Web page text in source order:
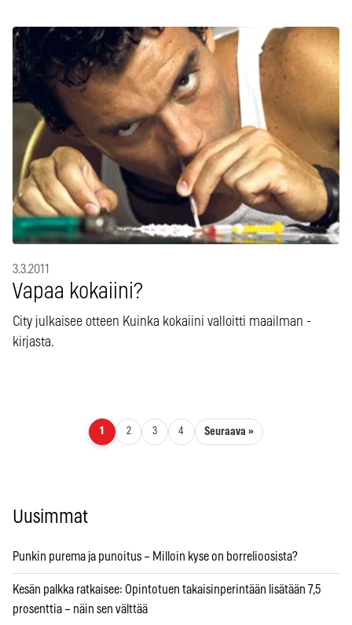
3.3.2011
Vapaa kokaiini?
City julkaisee otteen Kuinka kokaiini valloitti maailman -
kirjasta.
Artikkelien sivutus
1 2 3 4 Seuraava »
Uusimmat
Punkin purema ja punoitus – Milloin kyse on borrelioosista?
Kesän palkka ratkaisee: Opintotuen takaisinperintään lisätään 7,5
prosenttia – näin sen välttää